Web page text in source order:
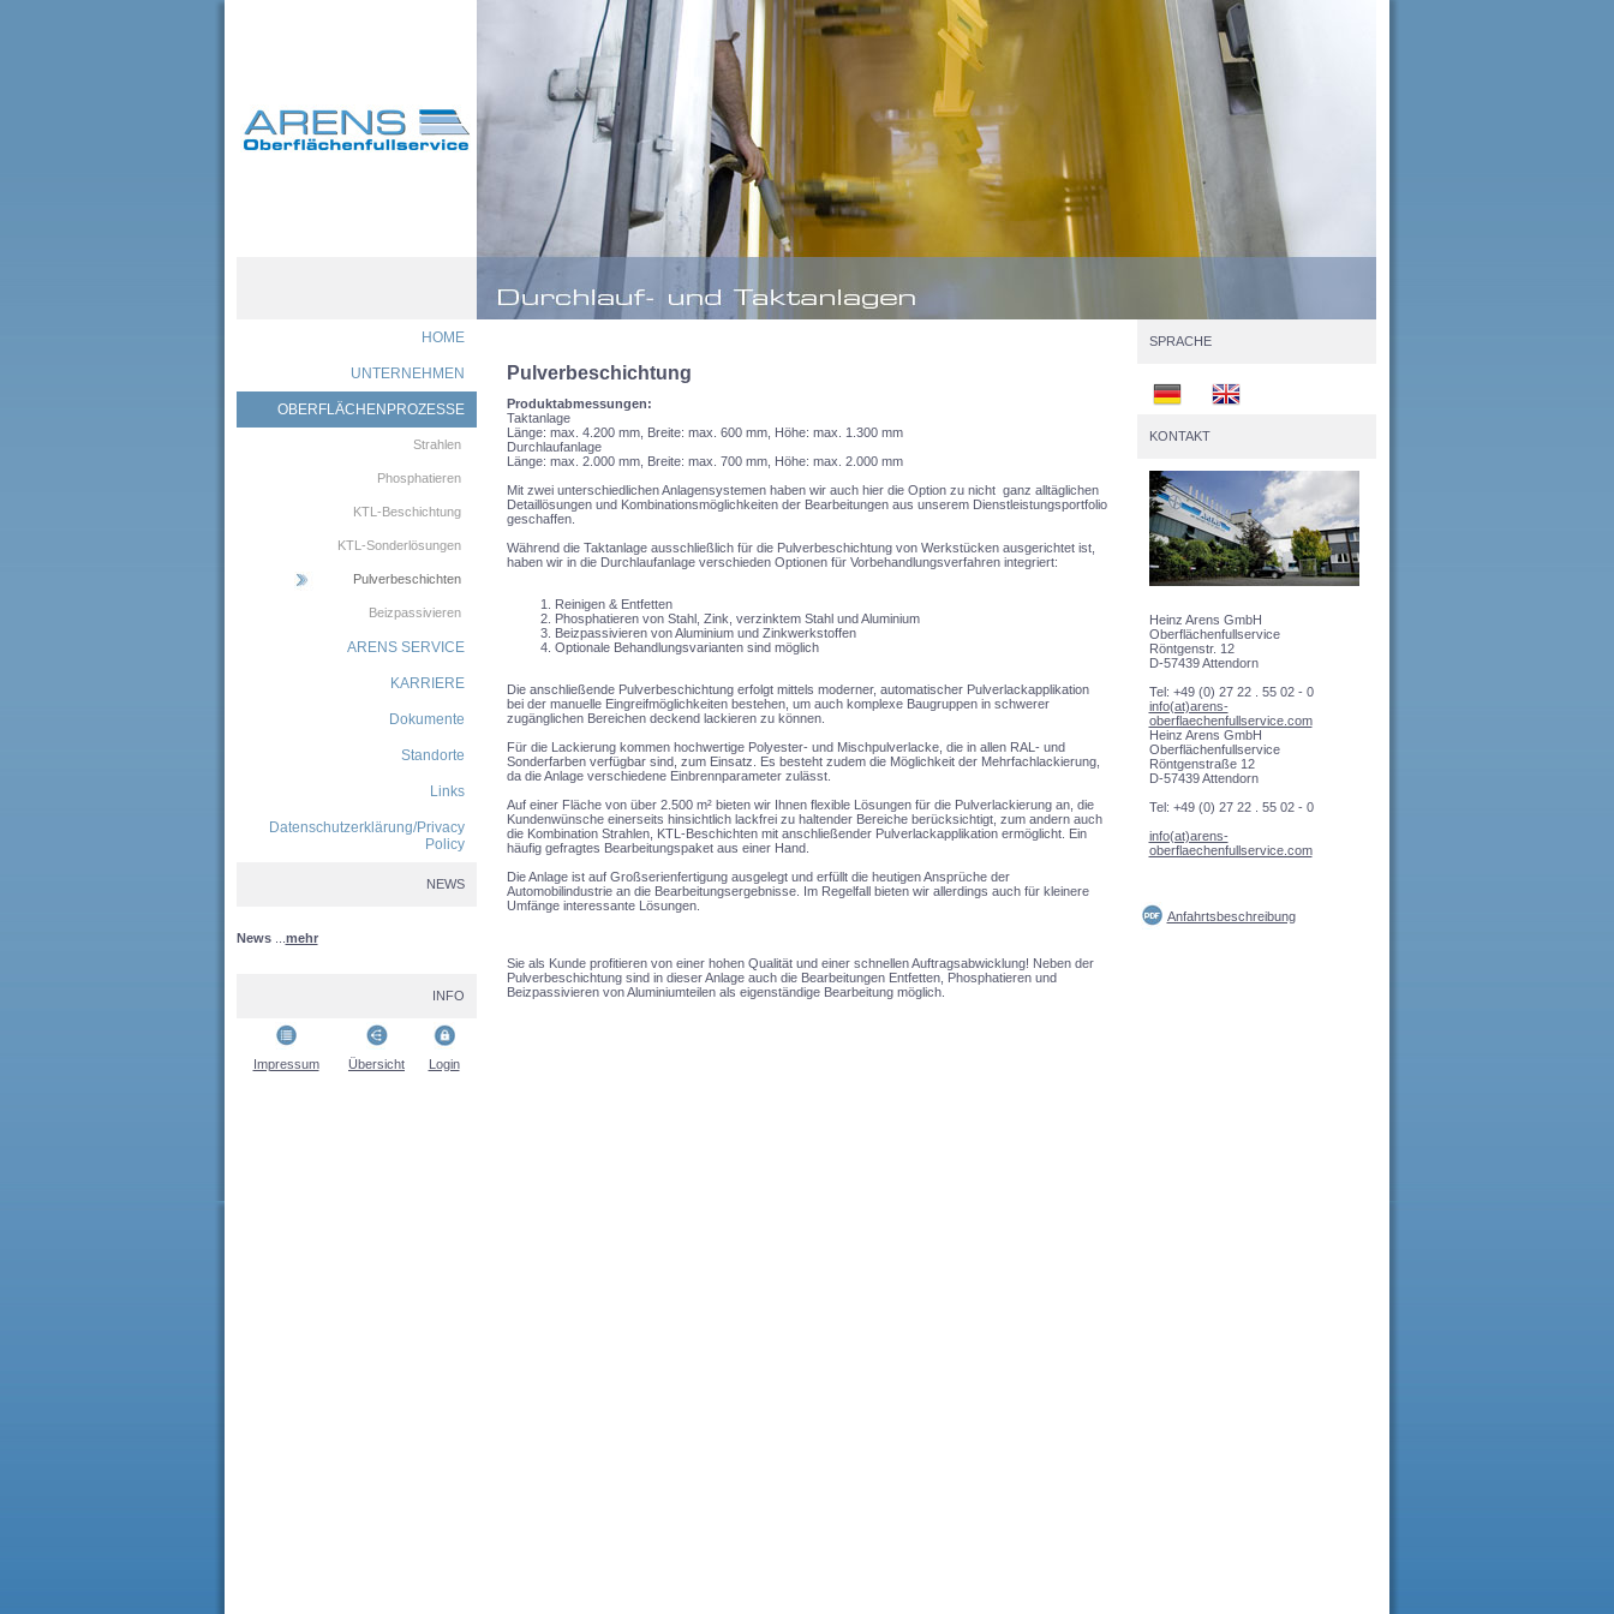
HOME
UNTERNEHMEN
OBERFLÄCHENPROZESSE
Strahlen
Phosphatieren
KTL-Beschichtung
KTL-Sonderlösungen
Pulverbeschichten
Beizpassivieren
ARENS SERVICE
KARRIERE
Dokumente
Standorte
Links
Datenschutzerklärung/Privacy
Policy
NEWS
News mehr
INFO
Impressum Übersicht Login
Pulverbeschichtung
Produktabmessungen:
Taktanlage
Länge: max. 4.200 mm, Breite: max. 600 mm, Höhe: max. 1.300 mm
Durchlaufanlage
Länge: max. 2.000 mm, Breite: max. 700 mm, Höhe: max. 2.000 mm
Mit zwei unterschiedlichen Anlagensystemen haben wir auch hier die Option zu nicht ganz alltäglichen
Detaillösungen und Kombinationsmöglichkeiten der Bearbeitungen aus unserem Dienstleistungsportfolio
geschaffen.
Während die Taktanlage ausschließlich für die Pulverbeschichtung von Werkstücken ausgerichtet ist,
haben wir in die Durchlaufanlage verschieden Optionen für Vorbehandlungsverfahren integriert:
Reinigen & Entfetten
Phosphatieren von Stahl, Zink, verzinktem Stahl und Aluminium
Beizpassivieren von Aluminium und Zinkwerkstoffen
Optionale Behandlungsvarianten sind möglich
Die anschließende Pulverbeschichtung erfolgt mittels moderner, automatischer Pulverlackapplikation
bei der manuelle Eingreifmöglichkeiten bestehen, um auch komplexe Baugruppen in schwerer
zugänglichen Bereichen deckend lackieren zu können.
Für die Lackierung kommen hochwertige Polyester- und Mischpulverlacke, die in allen RAL- und
Sonderfarben verfügbar sind, zum Einsatz. Es besteht zudem die Möglichkeit der Mehrfachlackierung,
da die Anlage verschiedene Einbrennparameter zulässt.
Auf einer Fläche von über 2.500 m² bieten wir Ihnen flexible Lösungen für die Pulverlackierung an, die
Kundenwünsche einerseits hinsichtlich lackfrei zu haltender Bereiche berücksichtigt, zum andern auch
die Kombination Strahlen, KTL-Beschichten mit anschließender Pulverlackapplikation ermöglicht. Ein
häufig gefragtes Bearbeitungspaket aus einer Hand.
Die Anlage ist auf Großserienfertigung ausgelegt und erfüllt die heutigen Ansprüche der
Automobilindustrie an die Bearbeitungsergebnisse. Im Regelfall bieten wir allerdings auch für kleinere
Umfänge interessante Lösungen.
Sie als Kunde profitieren von einer hohen Qualität und einer schnellen Auftragsabwicklung! Neben der
Pulverbeschichtung sind in dieser Anlage auch die Bearbeitungen Entfetten, Phosphatieren und
Beizpassivieren von Aluminiumteilen als eigenständige Bearbeitung möglich.
SPRACHE
KONTAKT
Heinz Arens GmbH
Oberflächenfullservice
Röntgenstr. 12
D-57439 Attendorn
Tel: +49 (0) 27 22 . 55 02 - 0
info(at)arens-
oberflaechenfullservice.com
Heinz Arens GmbH
Oberflächenfullservice
Röntgenstraße 12
D-57439 Attendorn
Tel: +49 (0) 27 22 . 55 02 - 0
info(at)arens-
oberflaechenfullservice.com
Anfahrtsbeschreibung